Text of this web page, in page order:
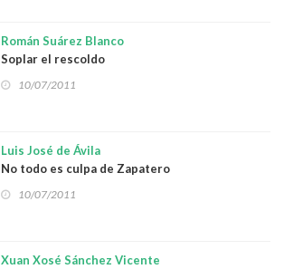
Román Suárez Blanco
Soplar el rescoldo
10/07/2011
Luis José de Ávila
No todo es culpa de Zapatero
10/07/2011
Xuan Xosé Sánchez Vicente